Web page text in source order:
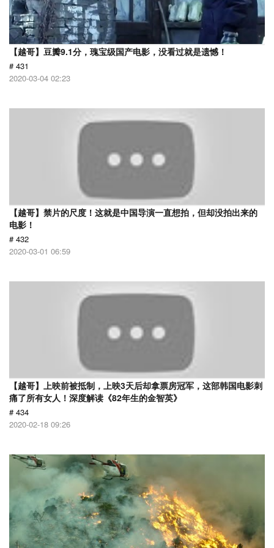
【越哥】豆瓣9.1分，瑰宝级国产电影，没看过就是遗憾！
# 431
2020-03-04 02:23
【越哥】禁片的尺度！这就是中国导演一直想拍，但却没拍出来的
电影！
# 432
2020-03-01 06:59
【越哥】上映前被抵制，上映3天后却拿票房冠军，这部韩国电影刺
痛了所有女人！深度解读《82年生的金智英》
# 434
2020-02-18 09:26